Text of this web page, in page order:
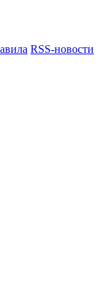
RSS-новости